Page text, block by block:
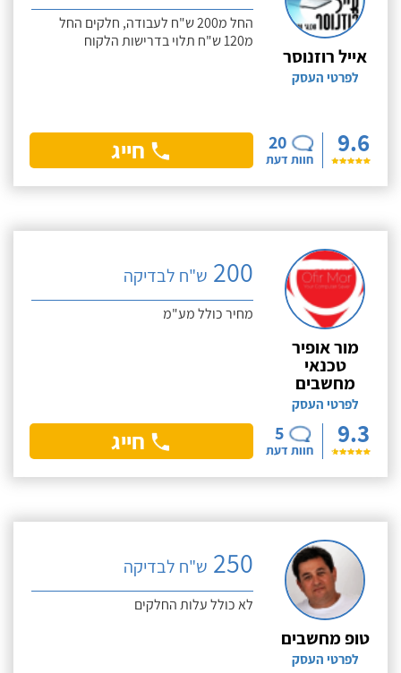
אייל רוזנוסר
לפרטי העסק
9.6
20
חוות דעת
החל מ200 ש"ח לעבודה, חלקים החל
מ120 ש"ח תלוי בדרישות הלקוח
חייג
מור אופיר
טכנאי
מחשבים
לפרטי העסק
9.3
5
חוות דעת
200 ש"ח לבדיקה
מחיר כולל מע"מ
חייג
טופ מחשבים
לפרטי העסק
250 ש"ח לבדיקה
לא כולל עלות החלקים